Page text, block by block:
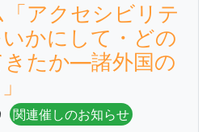
アクセシビリテ
かにして・どの
きたか―諸外国の
関連催しのお知らせ